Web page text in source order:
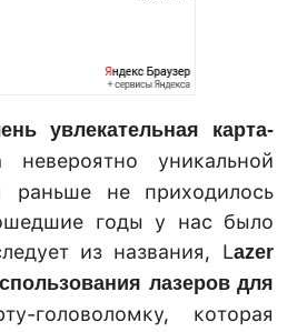
увлекательная карта-
уникальной
раньше не приходилось
годы у нас было
из названия, Lazer
лазеров для
которая